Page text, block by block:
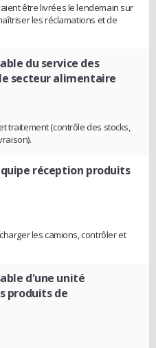
être livrées le lendemain sur
les réclamations et de
du service des
secteur alimentaire
traitement (contrôle des stocks,
réception produits
les camions, contrôler et
d'une unité
produits de